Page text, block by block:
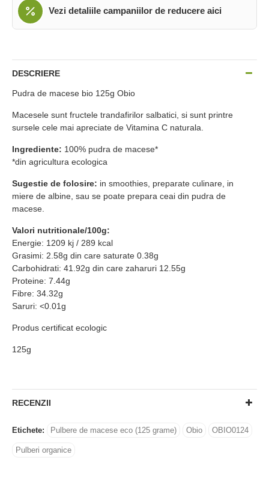
Vezi detaliile campaniilor de reducere aici
DESCRIERE
Pudra de macese bio 125g Obio
Macesele sunt fructele trandafirilor salbatici, si sunt printre
sursele cele mai apreciate de Vitamina C naturala.
Ingrediente: 100% pudra de macese*
*din agricultura ecologica
Sugestie de folosire: in smoothies, preparate culinare, in
miere de albine, sau se poate prepara ceai din pudra de
macese.
Valori nutritionale/100g:
Energie: 1209 kj / 289 kcal
Grasimi: 2.58g din care saturate 0.38g
Carbohidrati: 41.92g din care zaharuri 12.55g
Proteine: 7.44g
Fibre: 34.32g
Saruri: <0.01g
Produs certificat ecologic
125g
RECENZII
Etichete: Pulbere de macese eco (125 grame) Obio OBIO0124
Pulberi organice